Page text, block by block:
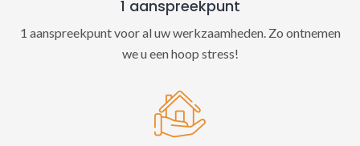
1 aanspreekpunt
1 aanspreekpunt voor al uw werkzaamheden. Zo ontnemen
we u een hoop stress!